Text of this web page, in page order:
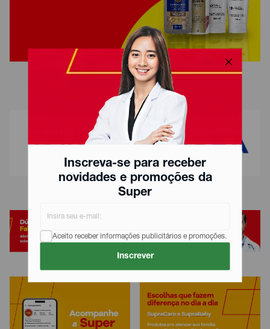
Inscreva-se para receber
novidades e promoções da
Super
Aceito receber informações publicitários e promoções.
Inscrever